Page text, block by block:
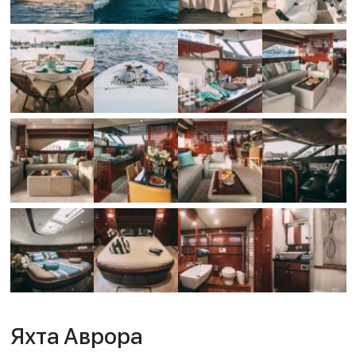
Яхта Аврора